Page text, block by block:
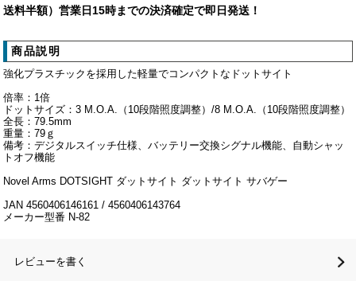
送料半額）営業日15時までの決済確定で即日発送！
商品説明
強化プラスチックを採用した軽量でコンパクトなドットサイト
倍率：1倍
ドットサイズ：3 M.O.A.（10段階照度調整）/8 M.O.A.（10段階照度調整）
全長：79.5mm
重量：79ｇ
備考：デジタルスイッチ仕様、バッテリー交換シグナル機能、自動シャッ
トオフ機能
Novel Arms DOTSIGHT ダットサイト ダットサイト サバゲー
JAN 4560406146161 / 4560406143764
メーカー型番 N-82
レビューを書く